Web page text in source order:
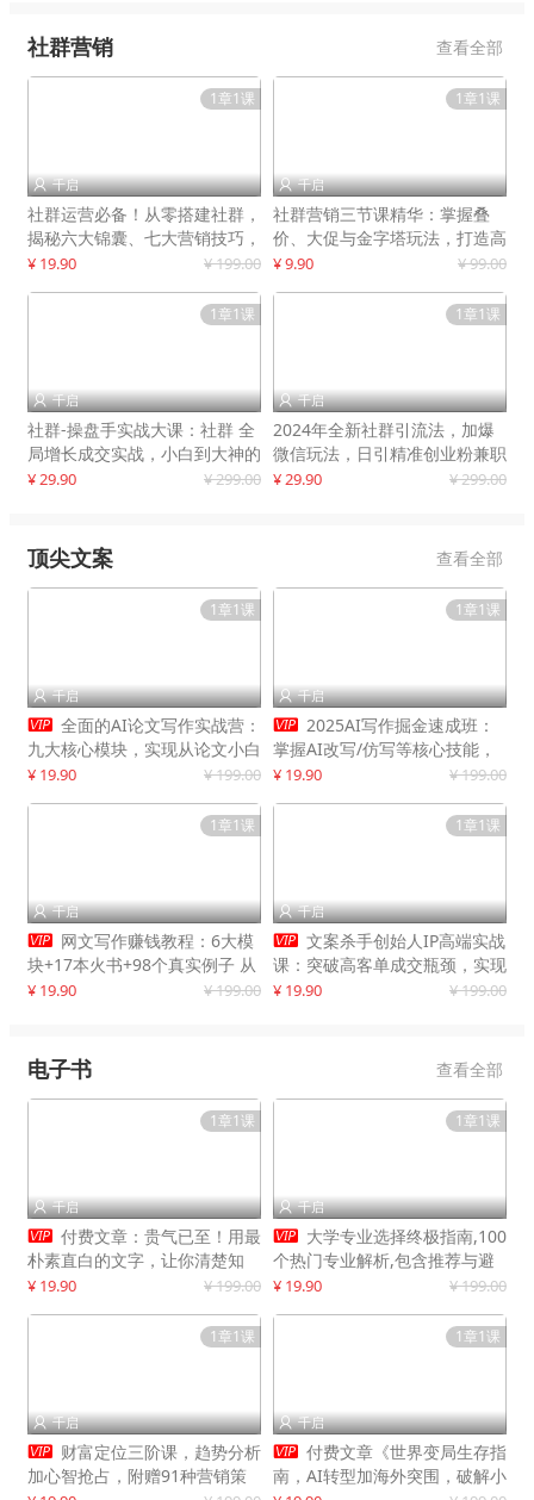
社群营销 查看全部
1章1课
 千启
社群运营必备！从零搭建社群，
揭秘六大锦囊、七大营销技巧，
打造火爆社群
¥ 19.90 ¥ 199.00
1章1课
 千启
社群营销三节课精华：掌握叠
价、大促与金字塔玩法，打造高
效营销体系
¥ 9.90 ¥ 99.00
1章1课
 千启
社群-操盘手实战大课：社群 全
局增长成交实战，小白到大神的
进阶之路
¥ 29.90 ¥ 299.00
1章1课
 千启
2024年全新社群引流法，加爆
微信玩法，日引精准创业粉兼职
粉200+
¥ 29.90 ¥ 299.00
顶尖文案 查看全部
1章1课
 千启
 全面的AI论文写作实战营：
九大核心模块，实现从论文小白
到高效产出的跨越
¥ 19.90 ¥ 199.00
1章1课
 千启
 2025AI写作掘金速成班：
掌握AI改写/仿写等核心技能，
实现单篇文案变现500+
¥ 19.90 ¥ 199.00
1章1课
 千启
 网文写作赚钱教程：6大模
块+17本火书+98个真实例子 从
入门到精通实战方法
¥ 19.90 ¥ 199.00
1章1课
 千启
 文案杀手创始人IP高端实战
课：突破高客单成交瓶颈，实现
IP商业价值最大化
¥ 19.90 ¥ 199.00
电子书 查看全部
1章1课
 千启
 付费文章：贵气已至！用最
朴素直白的文字，让你清楚知
道，该如何接住这一次时代的泼
¥ 19.90 ¥ 199.00
1章1课
 千启
 大学专业选择终极指南,100
个热门专业解析,包含推荐与避
雷实用建议
¥ 19.90 ¥ 199.00
1章1课
 千启
 财富定位三阶课，趋势分析
加心智抢占，附赠91种营销策
1章1课
 千启
 付费文章《世界变局生存指
南，AI转型加海外突围，破解小